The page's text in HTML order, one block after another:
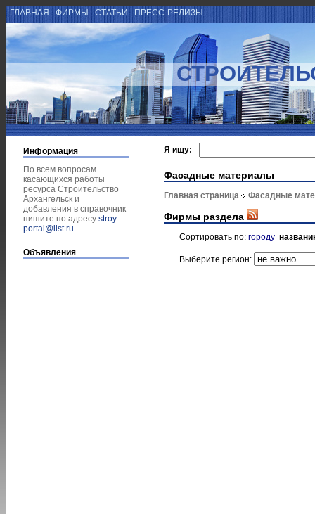
ГЛАВНАЯ ФИРМЫ СТАТЬИ ПРЕСС-РЕЛИЗЫ
Информация
По всем вопросам
касающихся работы
ресурса Строительство
Архангельск и
добавления в справочник
пишите по адресу stroy-
portal@list.ru.
Объявления
Я ищу:
Фасадные материалы
Главная страница Фасадные
Фирмы раздела
Сортировать по: городу
Выберите регион: